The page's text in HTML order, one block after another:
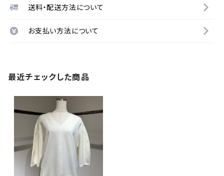
送料・配送方法について
お支払い方法について
最近チェックした商品